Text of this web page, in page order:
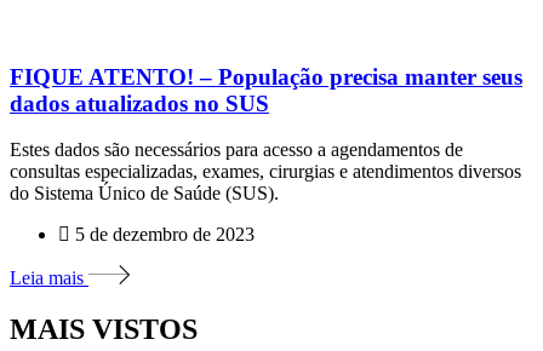
FIQUE ATENTO! – População precisa manter seus
dados atualizados no SUS
Estes dados são necessários para acesso a agendamentos de
consultas especializadas, exames, cirurgias e atendimentos diversos
do Sistema Único de Saúde (SUS).
5 de dezembro de 2023
Leia mais
MAIS VISTOS